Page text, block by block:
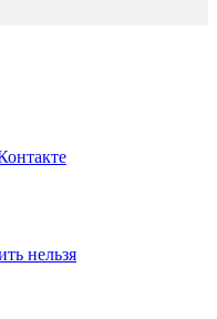
нельзя